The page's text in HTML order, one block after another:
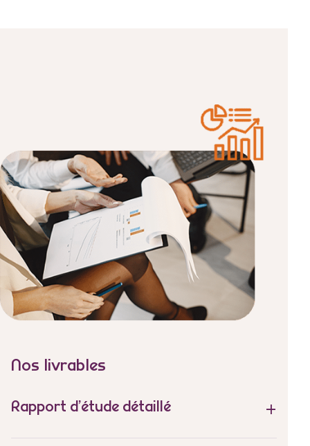
Nos livrables
Rapport d’étude détaillé